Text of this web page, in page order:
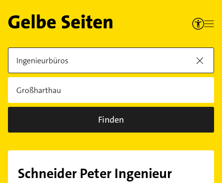
Finden
Schneider Peter Ingenieur